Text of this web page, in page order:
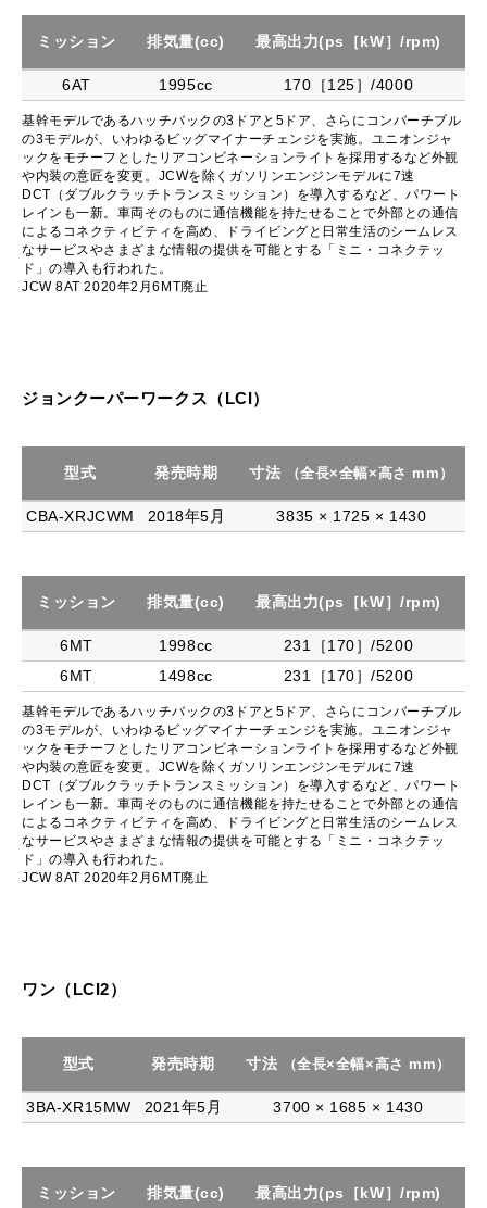
ミッション 排気量(cc) 最高出力(ps［kW］/rpm)
6AT 1995cc 170［125］/4000
基幹モデルであるハッチバックの3ドアと5ドア、さらにコンバーチブル
の3モデルが、いわゆるビッグマイナーチェンジを実施。ユニオンジャ
ックをモチーフとしたリアコンビネーションライトを採用するなど外観
や内装の意匠を変更。JCWを除くガソリンエンジンモデルに7速
DCT（ダブルクラッチトランスミッション）を導入するなど、パワート
レインも一新。車両そのものに通信機能を持たせることで外部との通信
によるコネクティビティを高め、ドライビングと日常生活のシームレス
なサービスやさまざまな情報の提供を可能とする「ミニ・コネクテッ
ド」の導入も行われた。
JCW 8AT 2020年2月6MT廃止
ジョンクーパーワークス（LCI）
型式 発売時期 寸法 （全長×全幅×高さ mm）
CBA-XRJCWM 2018年5月 3835 × 1725 × 1430
ミッション 排気量(cc) 最高出力(ps［kW］/rpm)
6MT 1998cc 231［170］/5200
6MT
1498cc 231［170］/5200
基幹モデルであるハッチバックの3ドアと5ドア、さらにコンバーチブル
の3モデルが、いわゆるビッグマイナーチェンジを実施。ユニオンジャ
ックをモチーフとしたリアコンビネーションライトを採用するなど外観
や内装の意匠を変更。JCWを除くガソリンエンジンモデルに7速
DCT（ダブルクラッチトランスミッション）を導入するなど、パワート
レインも一新。車両そのものに通信機能を持たせることで外部との通信
によるコネクティビティを高め、ドライビングと日常生活のシームレス
なサービスやさまざまな情報の提供を可能とする「ミニ・コネクテッ
ド」の導入も行われた。
JCW 8AT 2020年2月6MT廃止
ワン（LCI2）
型式 発売時期 寸法 （全長×全幅×高さ mm）
3BA-XR15MW 2021年5月 3700 × 1685 × 1430
ミッション 排気量(cc) 最高出力(ps［kW］/rpm)